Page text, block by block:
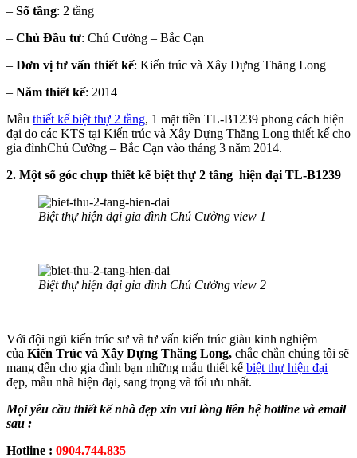
– Số tầng: 2 tầng
– Chủ Đầu tư: Chú Cường – Bắc Cạn
– Đơn vị tư vấn thiết kế: Kiến trúc và Xây Dựng Thăng Long
– Năm thiết kế: 2014
Mẫu thiết kế biệt thự 2 tầng, 1 mặt tiền TL-B1239 phong cách hiện
đại do các KTS tại Kiến trúc và Xây Dựng Thăng Long thiết kế cho
gia đìnhChú Cường – Bắc Cạn vào tháng 3 năm 2014.
2. Một số góc chụp thiết kế biệt thự 2 tầng hiện đại TL-B1239
Biệt thự hiện đại gia dình Chú Cường view 1
Biệt thự hiện đại gia dình Chú Cường view 2
Với đội ngũ kiến trúc sư và tư vấn kiến trúc giàu kinh nghiệm
của Kiến Trúc và Xây Dựng Thăng Long, chắc chắn chúng tôi sẽ
mang đến cho gia đình bạn những mẫu thiết kế biệt thự hiện đại
đẹp, mẫu nhà hiện đại, sang trọng và tối ưu nhất.
Mọi yêu cầu thiết kế nhà đẹp xin vui lòng liên hệ hotline và email
sau :
Hotline : 0904.744.835